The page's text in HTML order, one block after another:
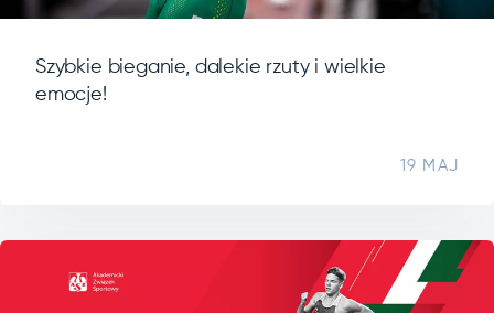
Szybkie bieganie, dalekie rzuty i wielkie
emocje!
19 MAJ